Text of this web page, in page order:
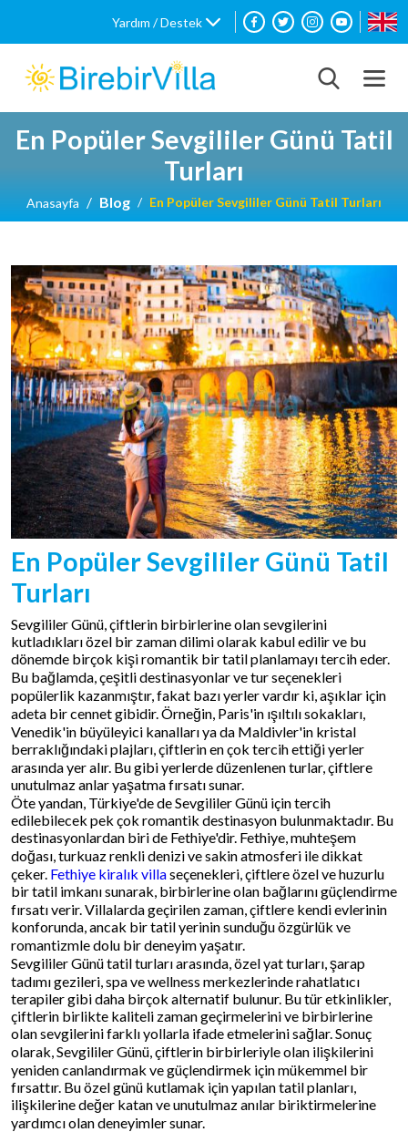
Yardım / Destek
En Popüler Sevgililer Günü Tatil
Turları
Anasayfa Blog En Popüler Sevgililer Günü Tatil Turları
En Popüler Sevgililer Günü Tatil
Turları
Sevgililer Günü, çiftlerin birbirlerine olan sevgilerini
kutladıkları özel bir zaman dilimi olarak kabul edilir ve bu
dönemde birçok kişi romantik bir tatil planlamayı tercih eder.
Bu bağlamda, çeşitli destinasyonlar ve tur seçenekleri
popülerlik kazanmıştır, fakat bazı yerler vardır ki, aşıklar için
adeta bir cennet gibidir. Örneğin, Paris'in ışıltılı sokakları,
Venedik'in büyüleyici kanalları ya da Maldivler'in kristal
berraklığındaki plajları, çiftlerin en çok tercih ettiği yerler
arasında yer alır. Bu gibi yerlerde düzenlenen turlar, çiftlere
unutulmaz anlar yaşatma fırsatı sunar.
Öte yandan, Türkiye'de de Sevgililer Günü için tercih
edilebilecek pek çok romantik destinasyon bulunmaktadır. Bu
destinasyonlardan biri de Fethiye'dir. Fethiye, muhteşem
doğası, turkuaz renkli denizi ve sakin atmosferi ile dikkat
çeker. Fethiye kiralık villaseçenekleri, çiftlere özel ve huzurlu
bir tatil imkanı sunarak, birbirlerine olan bağlarını güçlendirme
fırsatı verir. Villalarda geçirilen zaman, çiftlere kendi evlerinin
konforunda, ancak bir tatil yerinin sunduğu özgürlük ve
romantizmle dolu bir deneyim yaşatır.
Sevgililer Günü tatil turları arasında, özel yat turları, şarap
tadımı gezileri, spa ve wellness merkezlerinde rahatlatıcı
terapiler gibi daha birçok alternatif bulunur. Bu tür etkinlikler,
çiftlerin birlikte kaliteli zaman geçirmelerini ve birbirlerine
olan sevgilerini farklı yollarla ifade etmelerini sağlar. Sonuç
olarak, Sevgililer Günü, çiftlerin birbirleriyle olan ilişkilerini
yeniden canlandırmak ve güçlendirmek için mükemmel bir
fırsattır. Bu özel günü kutlamak için yapılan tatil planları,
ilişkilerine değer katan ve unutulmaz anılar biriktirmelerine
yardımcı olan deneyimler sunar.